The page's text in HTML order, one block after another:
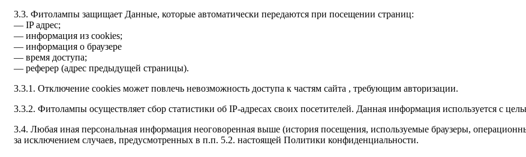
3.3. Фитолампы защищает Данные, которые автоматически передаются при посещении страниц:
— IP адрес;
— информация из cookies;
— информация о браузере
— время доступа;
— реферер (адрес предыдущей страницы).
3.3.1. Отключение cookies может повлечь невозможность доступа к частям сайта , требующим авторизации.
3.3.2. Фитолампы осуществляет сбор статистики об IP-адресах своих посетителей. Данная информация используется с
3.4. Любая иная персональная информация неоговоренная выше (история посещения, используемые браузеры,
за исключением случаев, предусмотренных в п.п. 5.2. настоящей Политики конфиденциальности.